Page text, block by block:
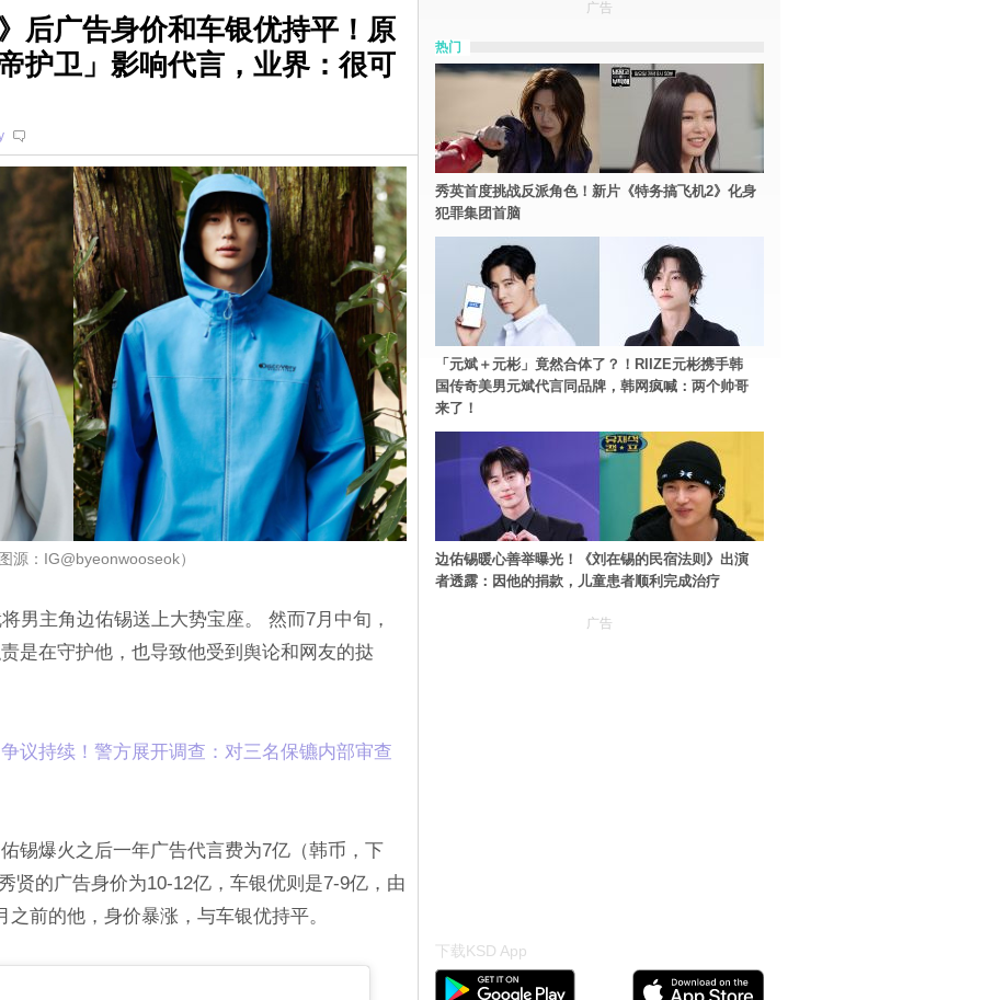
后广告身价和车银优持平！原
护卫」影响代言，业界：很可
源：IG@byeonwooseok）
男主角边佑锡送上大势宝座。 然而7月中旬，
是在守护他，也导致他受到舆论和网友的挞
议持续！警方展开调查：对三名保镳内部审查
锡爆火之后一年广告代言费为7亿（韩币，下
贤的广告身价为10-12亿，车银优则是7-9亿，由
前的他，身价暴涨，与车银优持平。
广告
热门
秀英首度挑战反派角色！新片《特务搞飞机2》化身
犯罪集团首脑
「元斌＋元彬」竟然合体了？！RIIZE元彬携手韩
国传奇美男元斌代言同品牌，韩网疯喊：两个帅哥
来了！
边佑锡暖心善举曝光！《刘在锡的民宿法则》出演
者透露：因他的捐款，儿童患者顺利完成治疗
广告
下载KSD App